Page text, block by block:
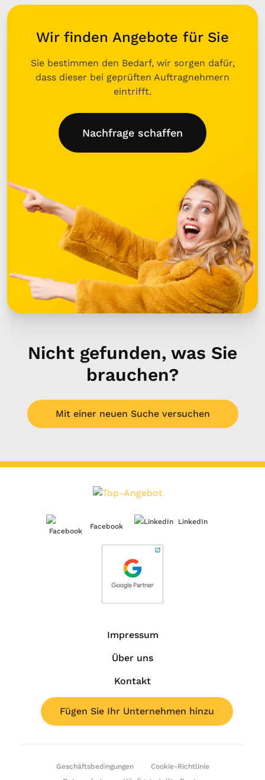
Wir finden Angebote für Sie
Sie bestimmen den Bedarf, wir sorgen dafür,
dass dieser bei geprüften Auftragnehmern
eintrifft.
Nachfrage schaffen
Nicht gefunden, was Sie
brauchen?
Mit einer neuen Suche versuchen
Facebook
LinkedIn
Impressum
Über uns
Kontakt
Fügen Sie Ihr Unternehmen hinzu
Geschäftsbedingungen
Cookie-Richtlinie